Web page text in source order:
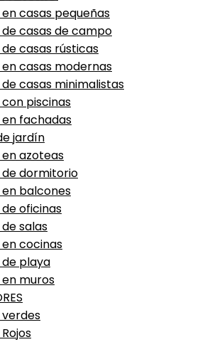
casas pequeñas
casas de campo
casas rústicas
casas modernas
casas minimalistas
piscinas
fachadas
jardín
azoteas
dormitorio
balcones
oficinas
salas
cocinas
playa
muros